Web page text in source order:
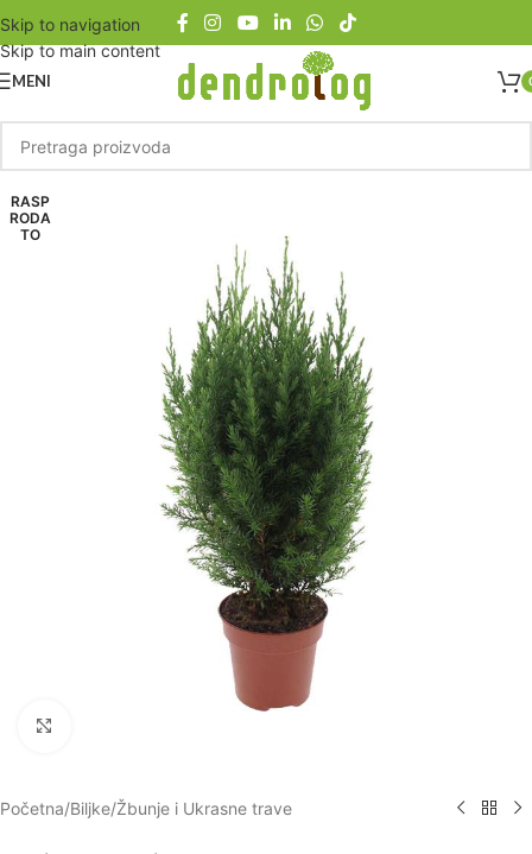
Skip to navigation
Skip to main content
MENI
RASP
RODA
TO
Početna/Biljke/Žbunje i Ukrasne trave